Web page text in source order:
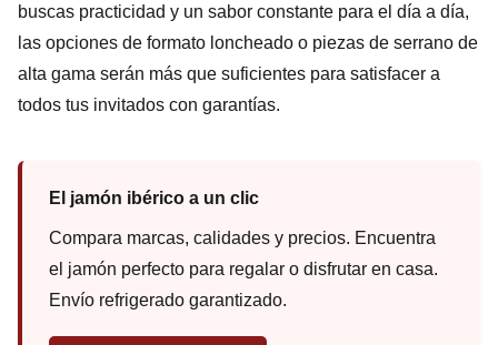
buscas practicidad y un sabor constante para el día a día,
las opciones de formato loncheado o piezas de serrano de
alta gama serán más que suficientes para satisfacer a
todos tus invitados con garantías.
El jamón ibérico a un clic
Compara marcas, calidades y precios. Encuentra
el jamón perfecto para regalar o disfrutar en casa.
Envío refrigerado garantizado.